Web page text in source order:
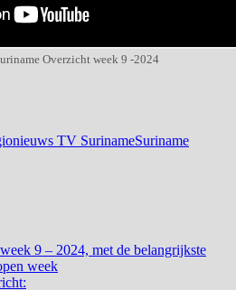
Overzicht week 9 -2024
TV SurinameSuriname
9 – 2024, met de belangrijkste
week